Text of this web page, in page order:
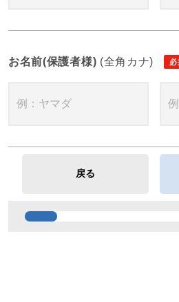
お名前(保護者様) (全角カナ)